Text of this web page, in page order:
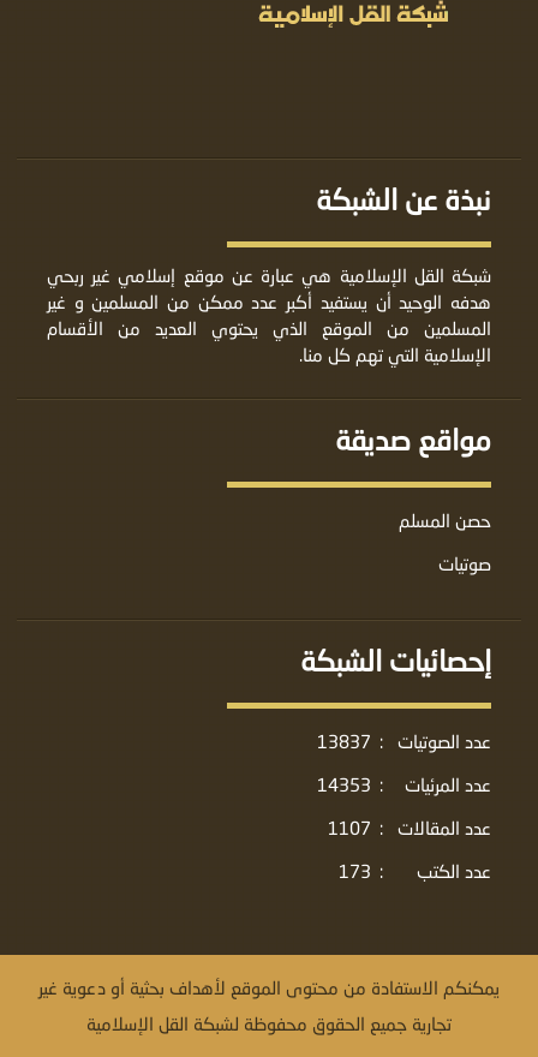
نبذة عن الشبكة
شبكة القل الإسلامية هي عبارة عن موقع إسلامي غير ربحي
هدفه الوحيد أن يستفيد أكبر عدد ممكن من المسلمين و غير
المسلمين من الموقع الذي يحتوي العديد من الأقسام
الإسلامية التي تهم كل منا.
مواقع صديقة
حصن المسلم
صوتيات
إحصائيات الشبكة
عدد الصوتيات :
13837
عدد المرئيات
:
14353
عدد المقالات
:
1107
عدد الكتب
:
173
يمكنكم الاستفادة من محتوى الموقع لأهداف بحثية أو دعوية غير
تجارية جميع الحقوق محفوظة لشبكة القل الإسلامية